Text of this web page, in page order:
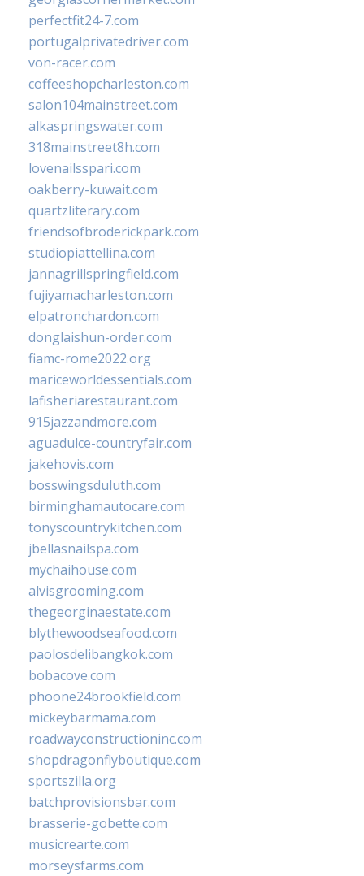
perfectfit24-7.com
portugalprivatedriver.com
von-racer.com
coffeeshopcharleston.com
salon104mainstreet.com
alkaspringswater.com
318mainstreet8h.com
lovenailsspari.com
oakberry-kuwait.com
quartzliterary.com
friendsofbroderickpark.com
studiopiattellina.com
jannagrillspringfield.com
fujiyamacharleston.com
elpatronchardon.com
donglaishun-order.com
fiamc-rome2022.org
mariceworldessentials.com
lafisheriarestaurant.com
915jazzandmore.com
aguadulce-countryfair.com
jakehovis.com
bosswingsduluth.com
birminghamautocare.com
tonyscountrykitchen.com
jbellasnailspa.com
mychaihouse.com
alvisgrooming.com
thegeorginaestate.com
blythewoodseafood.com
paolosdelibangkok.com
bobacove.com
phoone24brookfield.com
mickeybarmama.com
roadwayconstructioninc.com
shopdragonflyboutique.com
sportszilla.org
batchprovisionsbar.com
brasserie-gobette.com
musicrearte.com
morseysfarms.com